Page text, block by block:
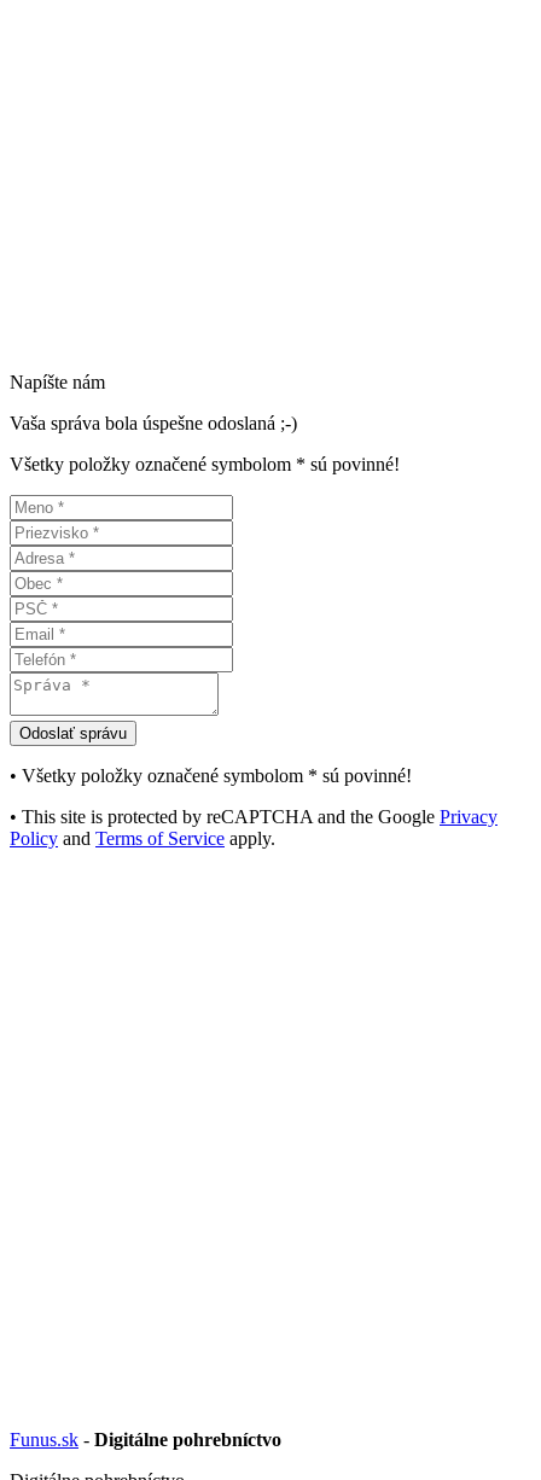
Napíšte nám
Vaša správa bola úspešne odoslaná ;-)
Všetky položky označené symbolom * sú povinné!
• Všetky položky označené symbolom * sú povinné!
• This site is protected by reCAPTCHA and the Google Privacy
Policy and Terms of Service apply.
Funus.sk - Digitálne pohrebníctvo